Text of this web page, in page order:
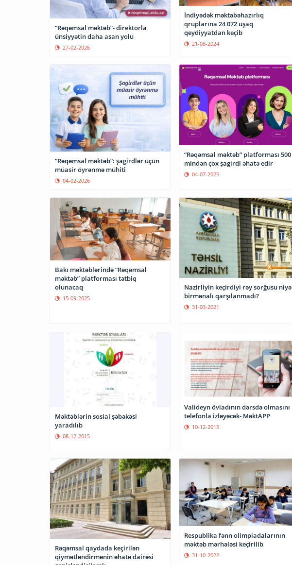
“Rəqəmsal məktəb”- direktorla
ünsiyyətin daha asan yolu
27-02-2026
İndiyədək məktəbəhazırlıq
qruplarına 24 072 uşaq
qeydiyyatdan keçib
21-08-2024
“Rəqəmsal məktəb”: şagirdlər üçün
müasir öyrənmə mühiti
04-02-2026
“Rəqəmsal məktəb” platforması 500
mindən çox şagirdi əhatə edir
04-07-2025
Bakı məktəblərində “Rəqəmsal
məktəb” platforması tətbiq
olunacaq
15-09-2025
Nazirliyin keçirdiyi rəy sorğusu niyə
birmənalı qarşılanmadı?
31-03-2021
Məktəblərin sosial şəbəkəsi
yaradılıb
08-12-2015
Valideyn övladının dərsdə olmasını
telefonla izləyəcək- MəktAPP
10-12-2015
Rəqəmsal qaydada keçirilən
qiymətləndirmənin əhatə dairəsi
Respublika fənn olimpiadalarının
məktəb mərhələsi keçirilib
31-10-2022